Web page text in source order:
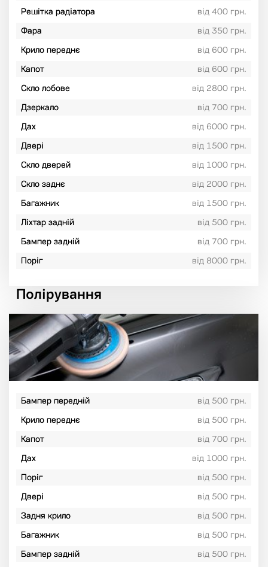
Решітка радіатора
від 400 грн.
Фара
від 350 грн.
Крило переднє
від 600 грн.
Капот
від 600 грн.
Скло лобове
від 2800 грн.
Дзеркало
від 700 грн.
Дах
від 6000 грн.
Двері
від 1500 грн.
Скло дверей
від 1000 грн.
Скло заднє
від 2000 грн.
Багажник
від 1500 грн.
Ліхтар задній
від 500 грн.
Бампер задній
від 700 грн.
Поріг
від 8000 грн.
Полірування
Бампер передній
від 500 грн.
Крило переднє
від 500 грн.
Капот
від 700 грн.
Дах
від 1000 грн.
Поріг
від 500 грн.
Двері
від 500 грн.
Задня крило
від 500 грн.
Багажник
від 500 грн.
Бампер задній
від 500 грн.